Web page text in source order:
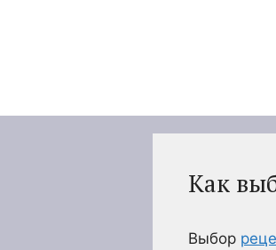
Как
Выбор